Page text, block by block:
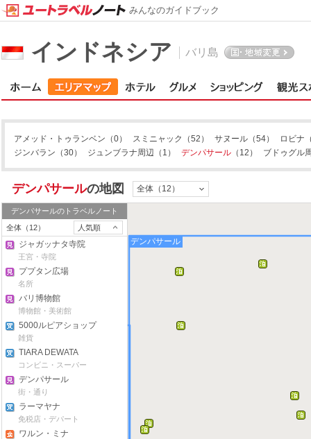
インドネシア バリ島
アメッド・トゥランベン （0） スミニャック （52） サヌール （54） ロビナ
ジンバラン （30） ジュンブラナ周辺 （1） デンパサール （12） ブドゥグル
デンパサールの地図 全体（12）
デンパサールのトラベルノート
全体（12）
人気順
ジャガッナタ寺院
王宮・寺院
ププタン広場
名所
バリ博物館
博物館・美術館
5000ルピアショップ
雑貨
TIARA DEWATA
コンビニ・スーパー
デンパサール
街・通り
ラーマヤナ
免税店・デパート
ワルン・ミナ
デンパサール
みんなのガイドブック